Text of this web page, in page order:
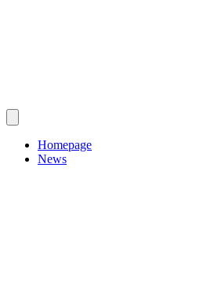
Homepage
News